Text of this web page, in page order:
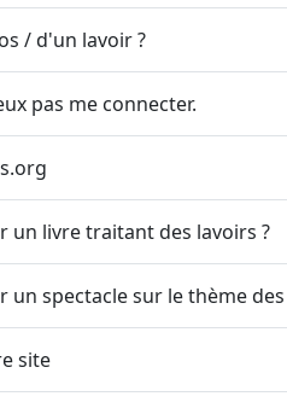
/ d'un lavoir ?
pas me connecter.
un livre traitant des lavoirs ?
spectacle sur le thème
site